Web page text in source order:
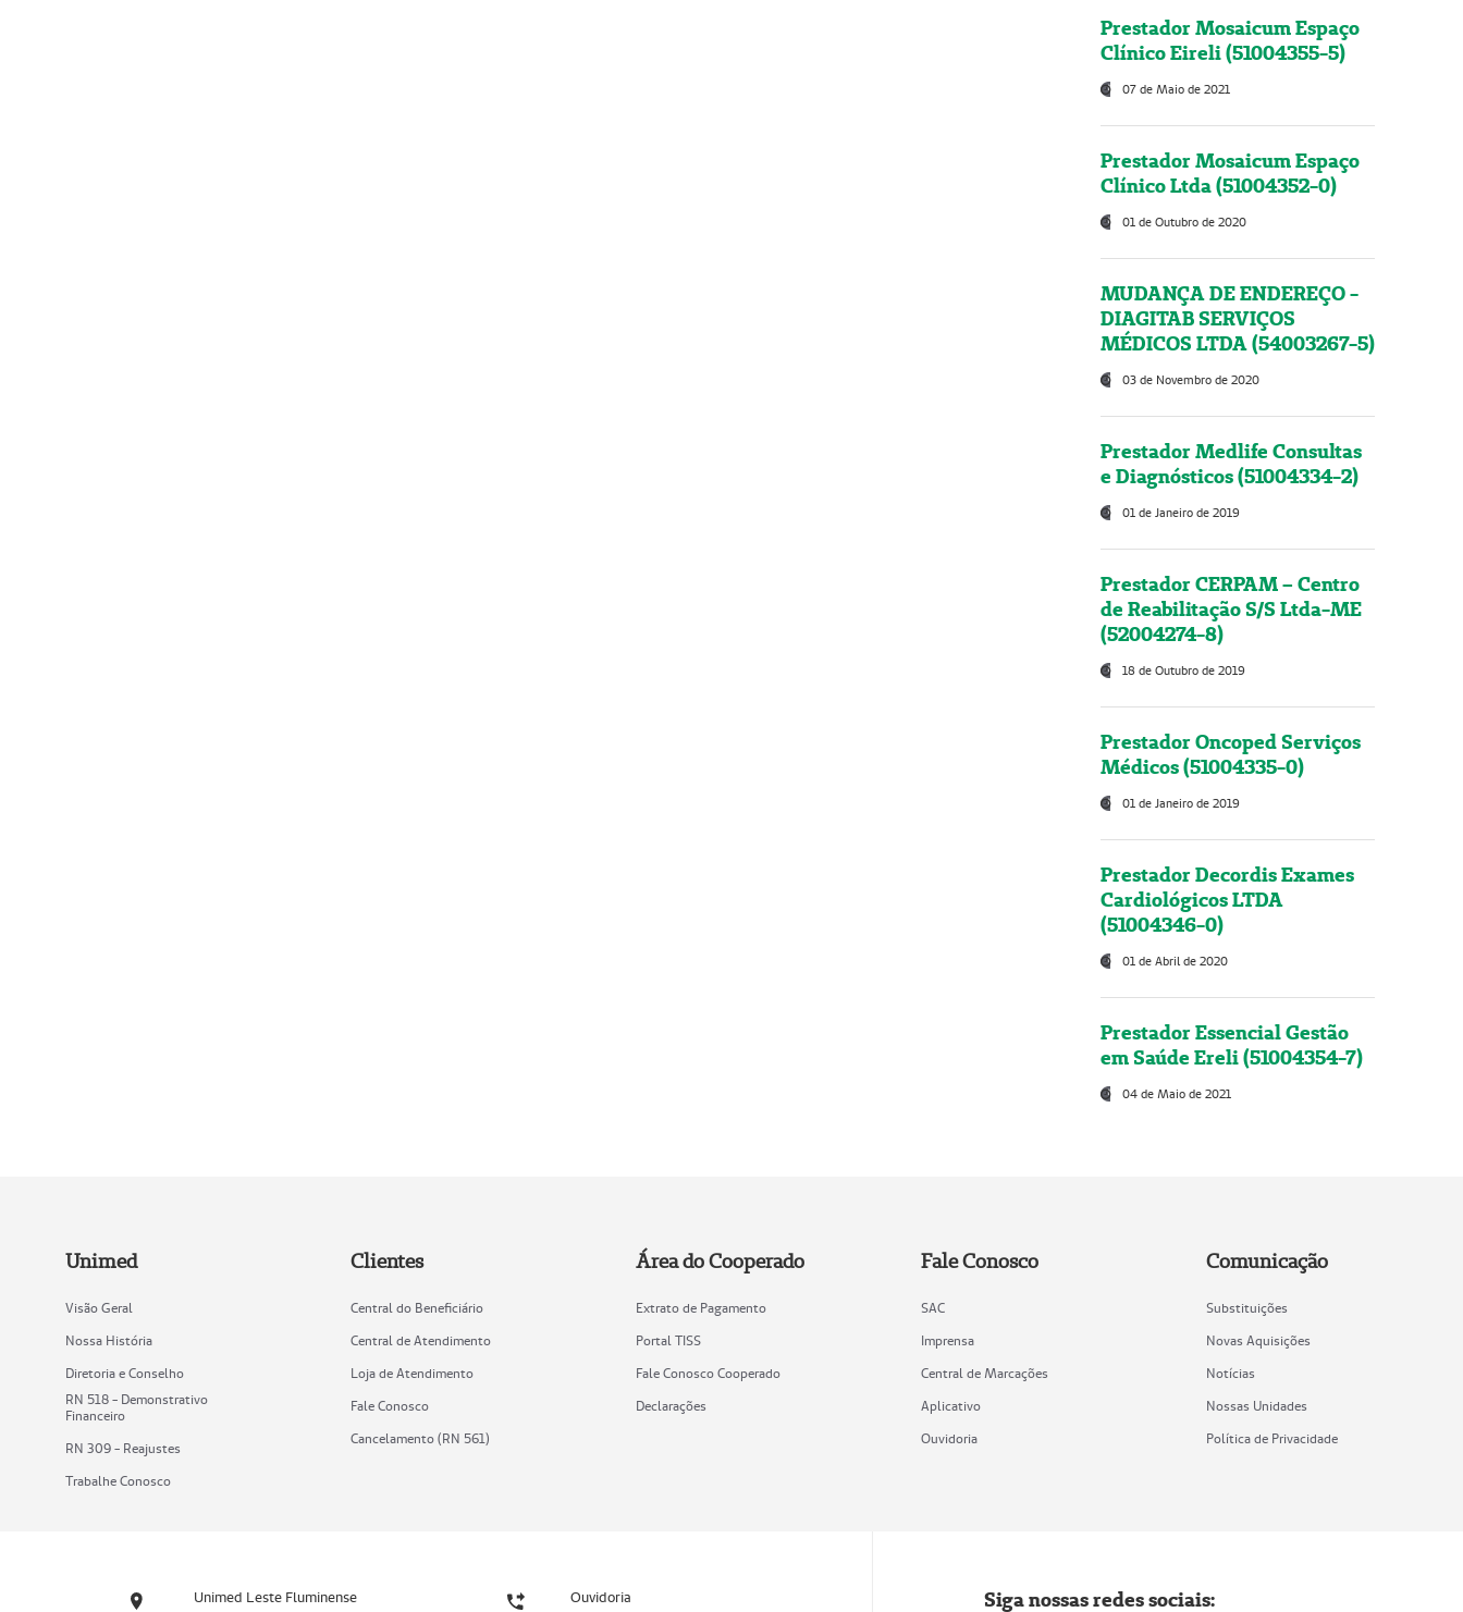
Prestador Mosaicum Espaço
Clínico Eireli (51004355-5)
07 de Maio de 2021
Prestador Mosaicum Espaço
Clínico Ltda (51004352-0)
01 de Outubro de 2020
MUDANÇA DE ENDEREÇO -
DIAGITAB SERVIÇOS
MÉDICOS LTDA (54003267-5)
03 de Novembro de 2020
Prestador Medlife Consultas
e Diagnósticos (51004334-2)
01 de Janeiro de 2019
Prestador CERPAM – Centro
de Reabilitação S/S Ltda-ME
(52004274-8)
18 de Outubro de 2019
Prestador Oncoped Serviços
Médicos (51004335-0)
01 de Janeiro de 2019
Prestador Decordis Exames
Cardiológicos LTDA
(51004346-0)
01 de Abril de 2020
Prestador Essencial Gestão
em Saúde Ereli (51004354-7)
04 de Maio de 2021
Unimed
Visão Geral
Nossa História
Diretoria e Conselho
RN 518 - Demonstrativo
Financeiro
RN 309 - Reajustes
Trabalhe Conosco
Clientes
Central do Beneficiário
Central de Atendimento
Loja de Atendimento
Fale Conosco
Cancelamento (RN 561)
Área do Cooperado
Extrato de Pagamento
Portal TISS
Fale Conosco Cooperado
Declarações
Fale Conosco
SAC
Imprensa
Central de Marcações
Aplicativo
Ouvidoria
Comunicação
Substituições
Novas Aquisições
Notícias
Nossas Unidades
Política de Privacidade
Unimed Leste Fluminense Ouvidoria Siga nossas redes sociais: